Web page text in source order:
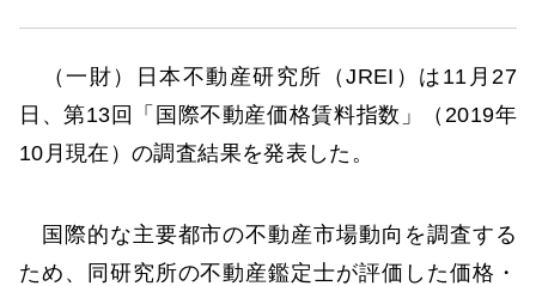
（一財）日本不動産研究所（JREI）は11月27
日、第13回「国際不動産価格賃料指数」（2019年
10月現在）の調査結果を発表した。
国際的な主要都市の不動産市場動向を調査する
ため、同研究所の不動産鑑定士が評価した価格・